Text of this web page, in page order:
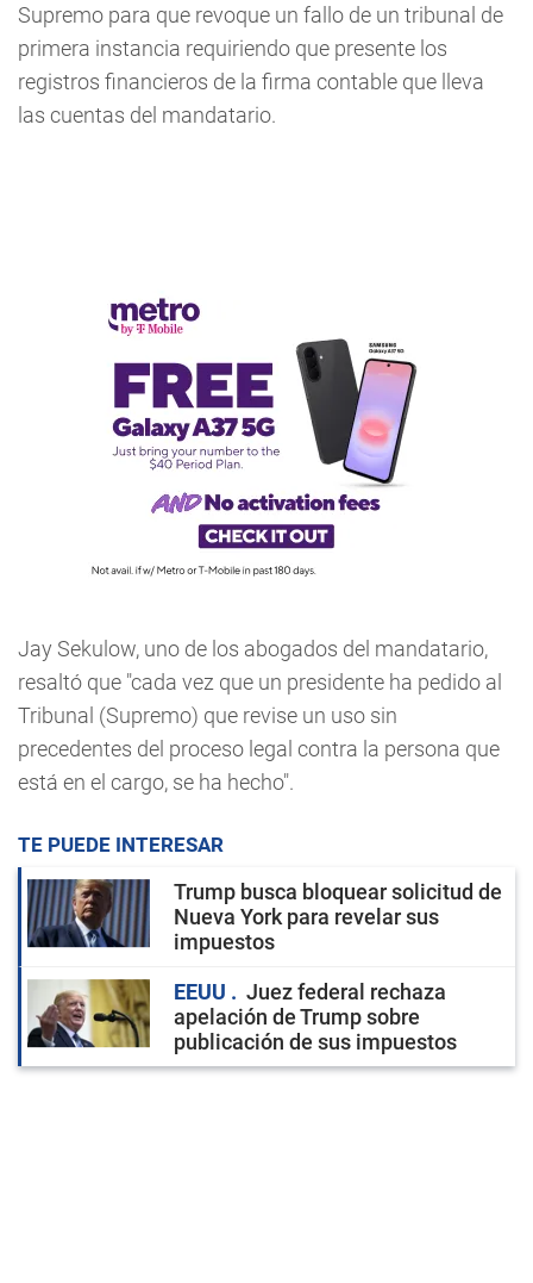
Supremo para que revoque un fallo de un tribunal de
primera instancia requiriendo que presente los
registros financieros de la firma contable que lleva
las cuentas del mandatario.
Jay Sekulow, uno de los abogados del mandatario,
resaltó que "cada vez que un presidente ha pedido al
Tribunal (Supremo) que revise un uso sin
precedentes del proceso legal contra la persona que
está en el cargo, se ha hecho".
TE PUEDE INTERESAR
Trump busca bloquear solicitud de
Nueva York para revelar sus
impuestos
EEUU
Juez federal rechaza
apelación de Trump sobre
publicación de sus impuestos